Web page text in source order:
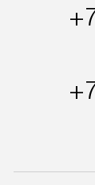
интересен
обсудите
Товары с
по Москве
не
В